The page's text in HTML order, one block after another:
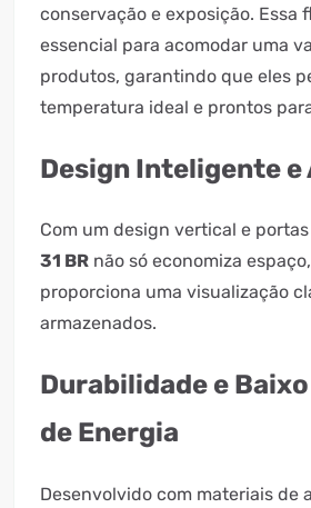
conservação e exposição. Essa
essencial para acomodar uma
produtos, garantindo que eles
temperatura ideal e prontos
Design Inteligente
Com um design vertical e
31 BR não só economiza
proporciona uma visualização
armazenados.
Durabilidade e
de Energia
Desenvolvido com materiais de